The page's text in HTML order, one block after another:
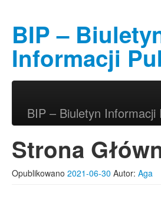
BIP –
Informacji
BIP – Biuletyn Informacji
Strona
Opublikowano 2021-06-30 Autor: Aga